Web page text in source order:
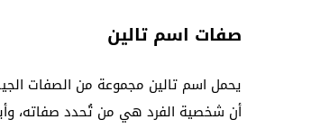
صفات اسم تالين
يحمل اسم تالين مجموعة من الصفات
أن شخصية الفرد هي من تُحدد صفاته،